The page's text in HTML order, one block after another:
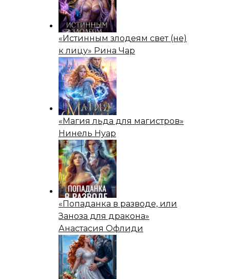
«Истинным злодеям свет (не)
к лицу» Рина Чар
«Магия льда для магистров»
Нинель Нуар
«Попаданка в разводе, или
Заноза для дракона»
Анастасия Офлиди